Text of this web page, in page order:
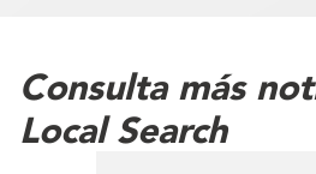
Consulta más
Local Search